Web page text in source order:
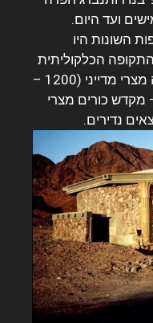
ועד היום.
השונות היו
הכלקוליתית
(4000 – 5000 לפנה”ס) , מכרה מצרי מדייני (1200 –
– מקדש כורים מצרי
נדירים.